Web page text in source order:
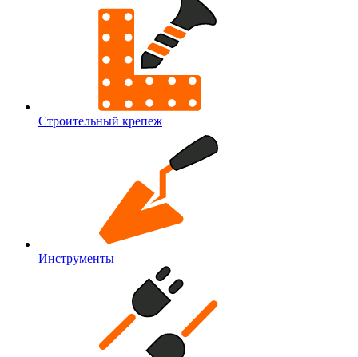
Строительный крепеж
Инструменты